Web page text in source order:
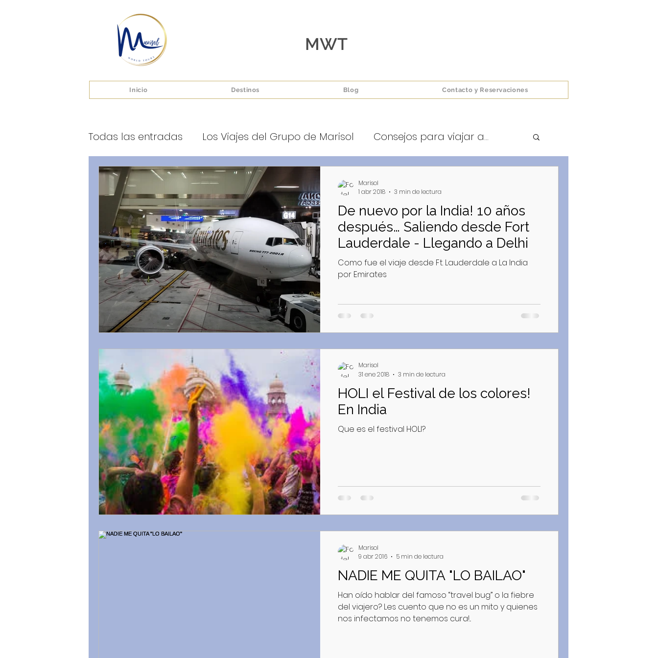
Inicio Destinos Blog Contacto y Reservaciones
Todas las entradas Los Viajes del Grupo de Marisol Consejos para viajar a...
By Marisol
De nuevo por la India! 10 años
después… Saliendo desde Fort
Lauderdale - Llegando a Delhi
Como fue el viaje desde Ft. Lauderdale a La India
por Emirates
Marisol
1 abr 2018
3 min de lectura
HOLI el Festival de los colores!
En India
Que es el festival HOLI?
Marisol
31 ene 2018
3 min de lectura
NADIE ME QUITA "LO BAILAO"
Han oído hablar del famoso “travel bug” o la fiebre
del viajero? Les cuento que no es un mito y quienes
nos infectamos no tenemos cura!...
Marisol
9 abr 2016
5 min de lectura